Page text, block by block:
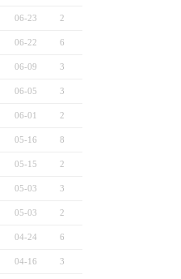
06-23 2
06-22 6
06-09 3
06-05 3
06-01 2
05-16 8
05-15 2
05-03 3
05-03 2
04-24 6
04-16 3